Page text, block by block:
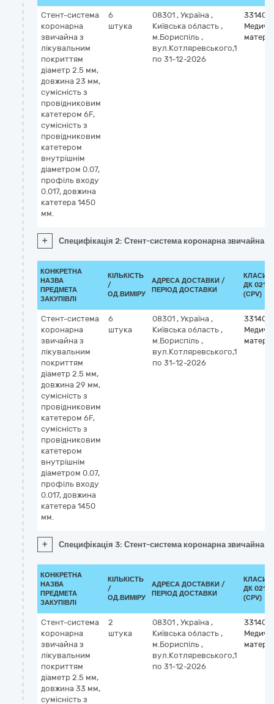
Стент-система
коронарна
звичайна з
лікувальним
покриттям
діаметр 2.5 мм,
довжина 23 мм,
сумісність з
провідниковим
катетером 6F,
сумісність з
провідниковим
катетером
внутрішнім
діаметром 0.07,
профіль входу
0.017, довжина
катетера 1450
мм.
6
штука
08301 , Україна ,
Київська область ,
м.Бориспіль ,
вул.Котляревського,1
по 31-12-2026
Медичні
+ Специфікація 2: Стент-система коронарна звичайна
КОНКРЕТНА
НАЗВА
ПРЕДМЕТА
ЗАКУПІВЛІ
КІЛЬКІСТЬ
/
ОД.ВИМІРУ
АДРЕСА ДОСТАВКИ /
ПЕРІОД ДОСТАВКИ
ДК
(CPV)
Стент-система
коронарна
звичайна з
лікувальним
покриттям
діаметр 2.5 мм,
довжина 29 мм,
сумісність з
провідниковим
катетером 6F,
сумісність з
провідниковим
катетером
внутрішнім
діаметром 0.07,
профіль входу
0.017, довжина
катетера 1450
мм.
6
штука
08301 , Україна ,
Київська область ,
м.Бориспіль ,
вул.Котляревського,1
по 31-12-2026
Медичні
+ Специфікація 3: Стент-система коронарна звичайна
КОНКРЕТНА
НАЗВА
ПРЕДМЕТА
ЗАКУПІВЛІ
КІЛЬКІСТЬ
/
ОД.ВИМІРУ
АДРЕСА ДОСТАВКИ /
ПЕРІОД ДОСТАВКИ
ДК
(CPV)
Стент-система
коронарна
звичайна з
лікувальним
покриттям
діаметр 2.5 мм,
довжина 33 мм,
сумісність з
2
штука
08301 , Україна ,
Київська область ,
м.Бориспіль ,
вул.Котляревського,1
по 31-12-2026
Медичні